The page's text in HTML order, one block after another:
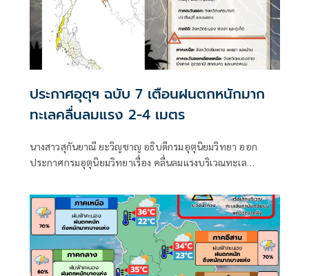
ประกาศอุตุฯ ฉบับ 7 เตือนฝนตกหนักมาก
ทะเลคลื่นลมแรง 2-4 เมตร
นางสาวสุกันยาณี ยะวิญชาญ อธิบดีกรมอุตุนิยมวิทยา ออก
ประกาศกรมอุตุนิยมวิทยาเรื่อง คลื่นลมแรงบริเวณทะเล
มากบริเวณประเทศไทย